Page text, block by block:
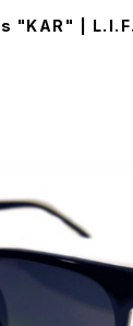
"KAR" |